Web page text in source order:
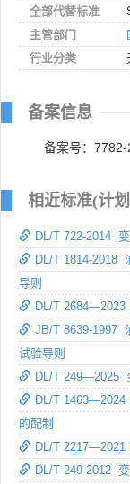
全部代替标准
主管部门
行业分类
备案信息
备案号：7782-
相近标准(计
DL/T 722-2014
DL/T 1814-2018
导则
DL/T 2684—2023
JB/T 8639-1997
试验导则
DL/T 249—2025
DL/T 1463—2024
的配制
DL/T 2217—2021
DL/T 249-2012